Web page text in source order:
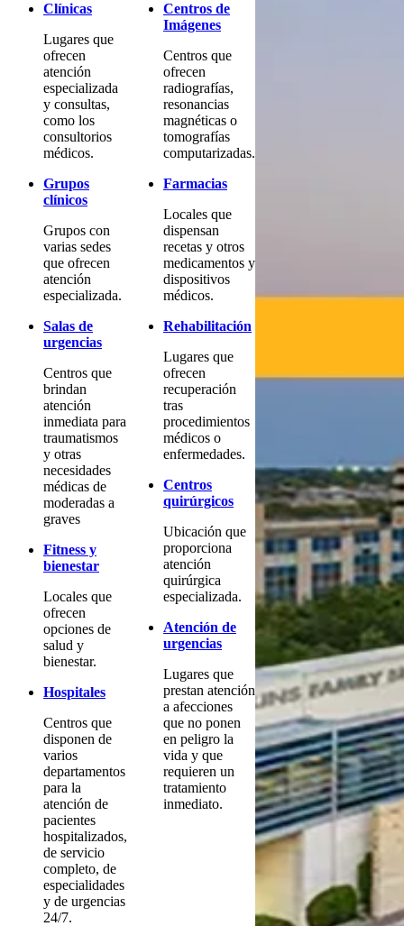
Clínicas
Lugares que
ofrecen
atención
especializada
y consultas,
como los
consultorios
médicos.
Grupos
clínicos
Grupos con
varias sedes
que ofrecen
atención
especializada.
Salas de
urgencias
Centros que
brindan
atención
inmediata para
traumatismos
y otras
necesidades
médicas de
moderadas a
graves
Fitness y
bienestar
Locales que
ofrecen
opciones de
salud y
bienestar.
Hospitales
Centros que
disponen de
varios
departamentos
para la
atención de
pacientes
hospitalizados,
de servicio
completo, de
especialidades
y de urgencias
24/7.
Centros de
Imágenes
Centros que
ofrecen
radiografías,
resonancias
magnéticas o
tomografías
computarizadas.
Farmacias
Locales que
dispensan
recetas y otros
medicamentos y
dispositivos
médicos.
Rehabilitación
Lugares que
ofrecen
recuperación
tras
procedimientos
médicos o
enfermedades.
Centros
quirúrgicos
Ubicación que
proporciona
atención
quirúrgica
especializada.
Atención de
urgencias
Lugares que
prestan atención
a afecciones
que no ponen
en peligro la
vida y que
requieren un
tratamiento
inmediato.